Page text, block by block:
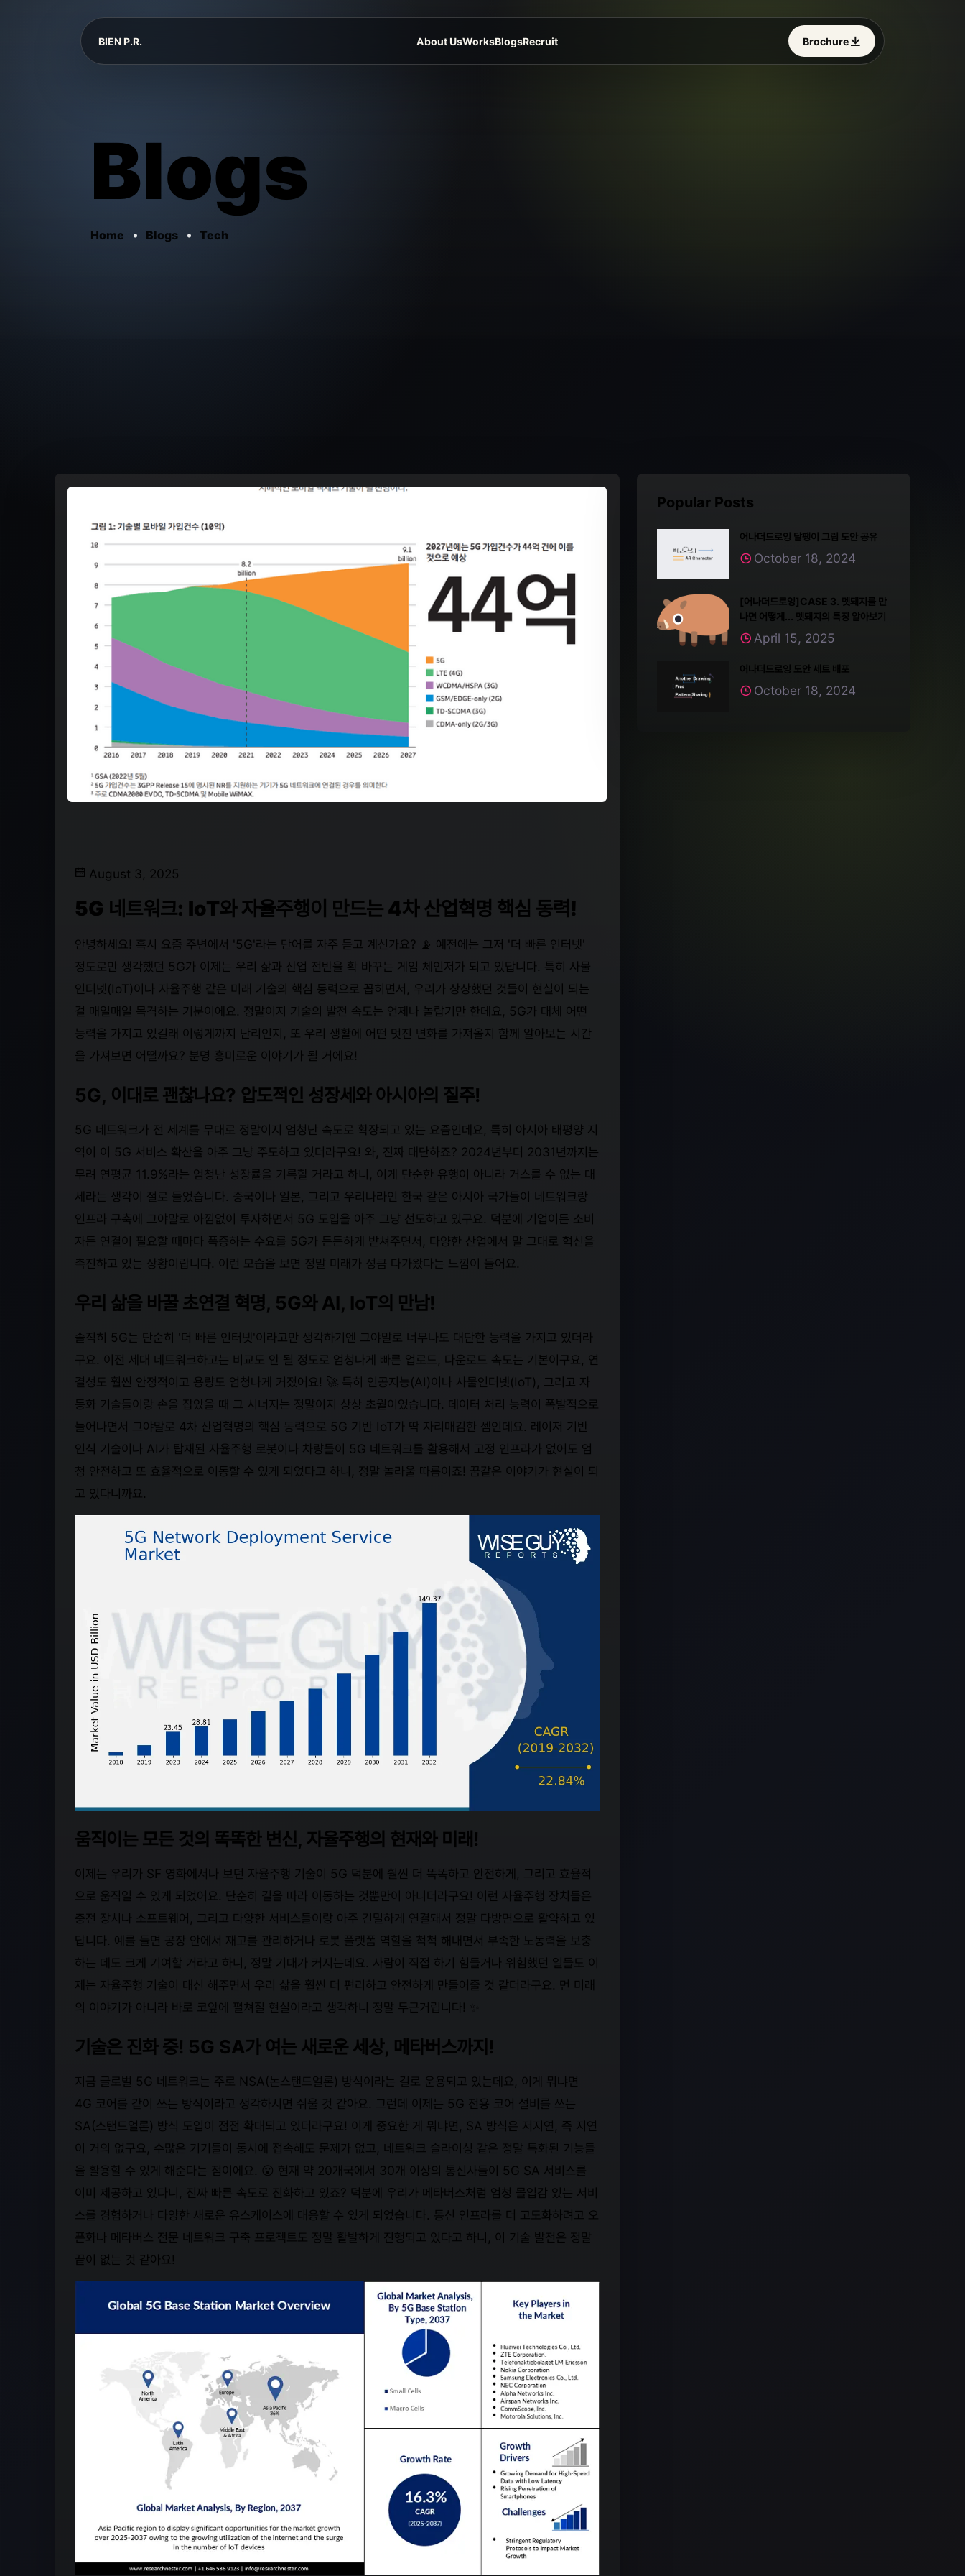
BIEN P.R. About UsWorksBlogsRecruit Brochure
Blogs
Home Blogs Tech
August 3, 2025
5G 네트워크: IoT와 자율주행이 만드는 4차 산업혁명 핵심 동력!
안녕하세요! 혹시 요즘 주변에서 '5G'라는 단어를 자주 듣고 계신가요? 📡 예전에는 그저 '더 빠른 인터넷'
정도로만 생각했던 5G가 이제는 우리 삶과 산업 전반을 확 바꾸는 게임 체인저가 되고 있답니다. 특히 사물
인터넷(IoT)이나 자율주행 같은 미래 기술의 핵심 동력으로 꼽히면서, 우리가 상상했던 것들이 현실이 되는
걸 매일매일 목격하는 기분이에요. 정말이지 기술의 발전 속도는 언제나 놀랍기만 한데요, 5G가 대체 어떤
능력을 가지고 있길래 이렇게까지 난리인지, 또 우리 생활에 어떤 멋진 변화를 가져올지 함께 알아보는 시간
을 가져보면 어떨까요? 분명 흥미로운 이야기가 될 거에요!
5G, 이대로 괜찮나요? 압도적인 성장세와 아시아의 질주!
5G 네트워크가 전 세계를 무대로 정말이지 엄청난 속도로 확장되고 있는 요즘인데요, 특히 아시아 태평양 지
역이 이 5G 서비스 확산을 아주 그냥 주도하고 있더라구요! 와, 진짜 대단하죠? 2024년부터 2031년까지는
무려 연평균 11.9%라는 엄청난 성장률을 기록할 거라고 하니, 이게 단순한 유행이 아니라 거스를 수 없는 대
세라는 생각이 절로 들었습니다. 중국이나 일본, 그리고 우리나라인 한국 같은 아시아 국가들이 네트워크랑
인프라 구축에 그야말로 아낌없이 투자하면서 5G 도입을 아주 그냥 선도하고 있구요. 덕분에 기업이든 소비
자든 연결이 필요할 때마다 폭증하는 수요를 5G가 든든하게 받쳐주면서, 다양한 산업에서 말 그대로 혁신을
촉진하고 있는 상황이랍니다. 이런 모습을 보면 정말 미래가 성큼 다가왔다는 느낌이 들어요.
우리 삶을 바꿀 초연결 혁명, 5G와 AI, IoT의 만남!
솔직히 5G는 단순히 '더 빠른 인터넷'이라고만 생각하기엔 그야말로 너무나도 대단한 능력을 가지고 있더라
구요. 이전 세대 네트워크하고는 비교도 안 될 정도로 엄청나게 빠른 업로드, 다운로드 속도는 기본이구요, 연
결성도 훨씬 안정적이고 용량도 엄청나게 커졌어요! 🚀 특히 인공지능(AI)이나 사물인터넷(IoT), 그리고 자
동화 기술들이랑 손을 잡았을 때 그 시너지는 정말이지 상상 초월이었습니다. 데이터 처리 능력이 폭발적으로
늘어나면서 그야말로 4차 산업혁명의 핵심 동력으로 5G 기반 IoT가 딱 자리매김한 셈인데요. 레이저 기반
인식 기술이나 AI가 탑재된 자율주행 로봇이나 차량들이 5G 네트워크를 활용해서 고정 인프라가 없어도 엄
청 안전하고 또 효율적으로 이동할 수 있게 되었다고 하니, 정말 놀라울 따름이죠! 꿈같은 이야기가 현실이 되
고 있다니까요.
움직이는 모든 것의 똑똑한 변신, 자율주행의 현재와 미래!
이제는 우리가 SF 영화에서나 보던 자율주행 기술이 5G 덕분에 훨씬 더 똑똑하고 안전하게, 그리고 효율적
으로 움직일 수 있게 되었어요. 단순히 길을 따라 이동하는 것뿐만이 아니더라구요! 이런 자율주행 장치들은
충전 장치나 소프트웨어, 그리고 다양한 서비스들이랑 아주 긴밀하게 연결돼서 정말 다방면으로 활약하고 있
답니다. 예를 들면 공장 안에서 재고를 관리하거나 로봇 플랫폼 역할을 척척 해내면서 부족한 노동력을 보충
하는 데도 크게 기여할 거라고 하니, 정말 기대가 커지는데요. 사람이 직접 하기 힘들거나 위험했던 일들도 이
제는 자율주행 기술이 대신 해주면서 우리 삶을 훨씬 더 편리하고 안전하게 만들어줄 것 같더라구요. 먼 미래
의 이야기가 아니라 바로 코앞에 펼쳐질 현실이라고 생각하니 정말 두근거립니다! ✨
기술은 진화 중! 5G SA가 여는 새로운 세상, 메타버스까지!
지금 글로벌 5G 네트워크는 주로 NSA(논스탠드얼론) 방식이라는 걸로 운용되고 있는데요, 이게 뭐냐면
4G 코어를 같이 쓰는 방식이라고 생각하시면 쉬울 것 같아요. 그런데 이제는 5G 전용 코어 설비를 쓰는
SA(스탠드얼론) 방식 도입이 점점 확대되고 있더라구요! 이게 중요한 게 뭐냐면, SA 방식은 저지연, 즉 지연
이 거의 없구요, 수많은 기기들이 동시에 접속해도 문제가 없고, 네트워크 슬라이싱 같은 정말 특화된 기능들
을 활용할 수 있게 해준다는 점이에요. 😮 현재 약 20개국에서 30개 이상의 통신사들이 5G SA 서비스를
이미 제공하고 있다니, 진짜 빠른 속도로 진화하고 있죠? 덕분에 우리가 메타버스처럼 엄청 몰입감 있는 서비
스를 경험하거나 다양한 새로운 유스케이스에 대응할 수 있게 되었습니다. 통신 인프라를 더 고도화하려고 오
픈화나 메타버스 전문 네트워크 구축 프로젝트도 정말 활발하게 진행되고 있다고 하니, 이 기술 발전은 정말
끝이 없는 것 같아요!
Popular Posts
어나더드로잉 달팽이 그림 도안 공유
October 18, 2024
[어나더드로잉]CASE 3. 멧돼지를 만
나면 어떻게... 멧돼지의 특징 알아보기
April 15, 2025
어나더드로잉 도안 세트 배포
October 18, 2024